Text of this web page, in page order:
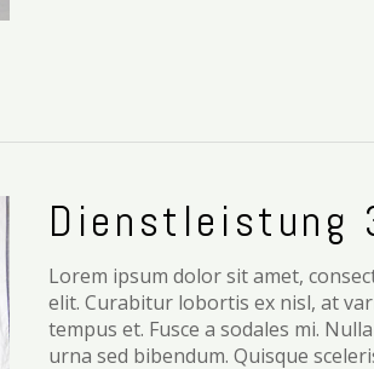
Dienstleistung
Lorem ipsum dolor sit amet,
elit. Curabitur lobortis ex nisl, at
tempus et. Fusce a sodales mi.
urna sed bibendum. Quisque